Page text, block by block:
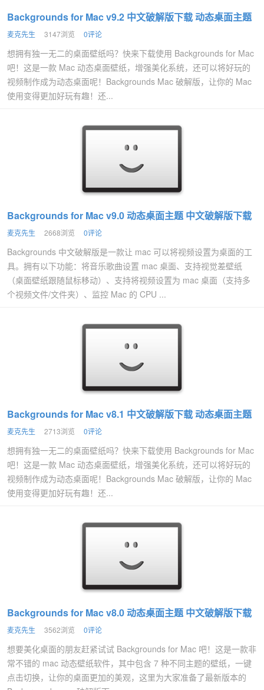
Backgrounds for Mac v9.2 中文破解版下载 动态桌面主题
麦克先生 3147浏览 0评论
想拥有独一无二的桌面壁纸吗？快来下载使用 Backgrounds for Mac
吧！这是一款 Mac 动态桌面壁纸，增强美化系统，还可以将好玩的
视频制作成为动态桌面呢！Backgrounds Mac 破解版，让你的 Mac
使用变得更加好玩有趣！还...
Backgrounds for Mac v9.0 动态桌面主题 中文破解版下载
麦克先生 2668浏览 0评论
Backgrounds 中文破解版是一款让 mac 可以将视频设置为桌面的工
具。拥有以下功能：将音乐歌曲设置 mac 桌面、支持视觉差壁纸
（桌面壁纸跟随鼠标移动）、支持将视频设置为 mac 桌面（支持多
个视频文件/文件夹）、监控 Mac 的 CPU ...
Backgrounds for Mac v8.1 中文破解版下载 动态桌面主题
麦克先生 2713浏览 0评论
想拥有独一无二的桌面壁纸吗？快来下载使用 Backgrounds for Mac
吧！这是一款 Mac 动态桌面壁纸，增强美化系统，还可以将好玩的
视频制作成为动态桌面呢！Backgrounds Mac 破解版，让你的 Mac
使用变得更加好玩有趣！还...
Backgrounds for Mac v8.0 动态桌面主题 中文破解版下载
麦克先生 3562浏览 0评论
想要美化桌面的朋友赶紧试试 Backgrounds for Mac 吧！这是一款非
常不错的 mac 动态壁纸软件，其中包含 7 种不同主题的壁纸，一键
点击切换，让你的桌面更加的美观，这里为大家准备了最新版本的